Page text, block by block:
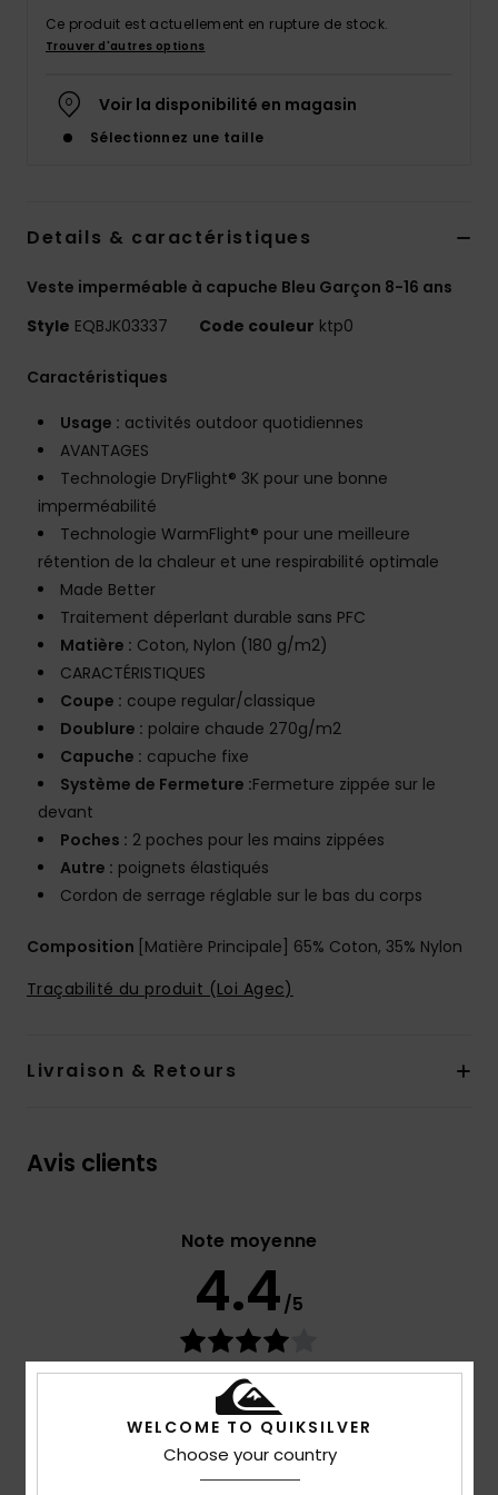
Ce produit est actuellement en rupture de stock.
Trouver d'autres options
Voir la disponibilité en magasin
Sélectionnez une taille
Details & caractéristiques
Veste imperméable à capuche Bleu Garçon 8-16 ans
Style EQBJK03337 Code couleur ktp0
Caractéristiques
Usage : activités outdoor quotidiennes
AVANTAGES
Technologie DryFlight® 3K pour une bonne
imperméabilité
Technologie WarmFlight® pour une meilleure
rétention de la chaleur et une respirabilité optimale
Made Better
Traitement déperlant durable sans PFC
Matière : Coton, Nylon (180 g/m2)
CARACTÉRISTIQUES
Coupe : coupe regular/classique
Doublure : polaire chaude 270g/m2
Capuche : capuche fixe
Système de Fermeture :Fermeture zippée sur le
devant
Poches : 2 poches pour les mains zippées
Autre : poignets élastiqués
Cordon de serrage réglable sur le bas du corps
Composition [Matière Principale] 65% Coton, 35% Nylon
Traçabilité du produit (Loi Agec)
Livraison & Retours
Avis clients
Note moyenne
4.4/5
basé sur5 avis vérifiésdepuis octobre 2025
80% de nos clients recommandent ce produit
Rapport qualité / prix
4.0
WELCOME TO QUIKSILVER
Choose your country